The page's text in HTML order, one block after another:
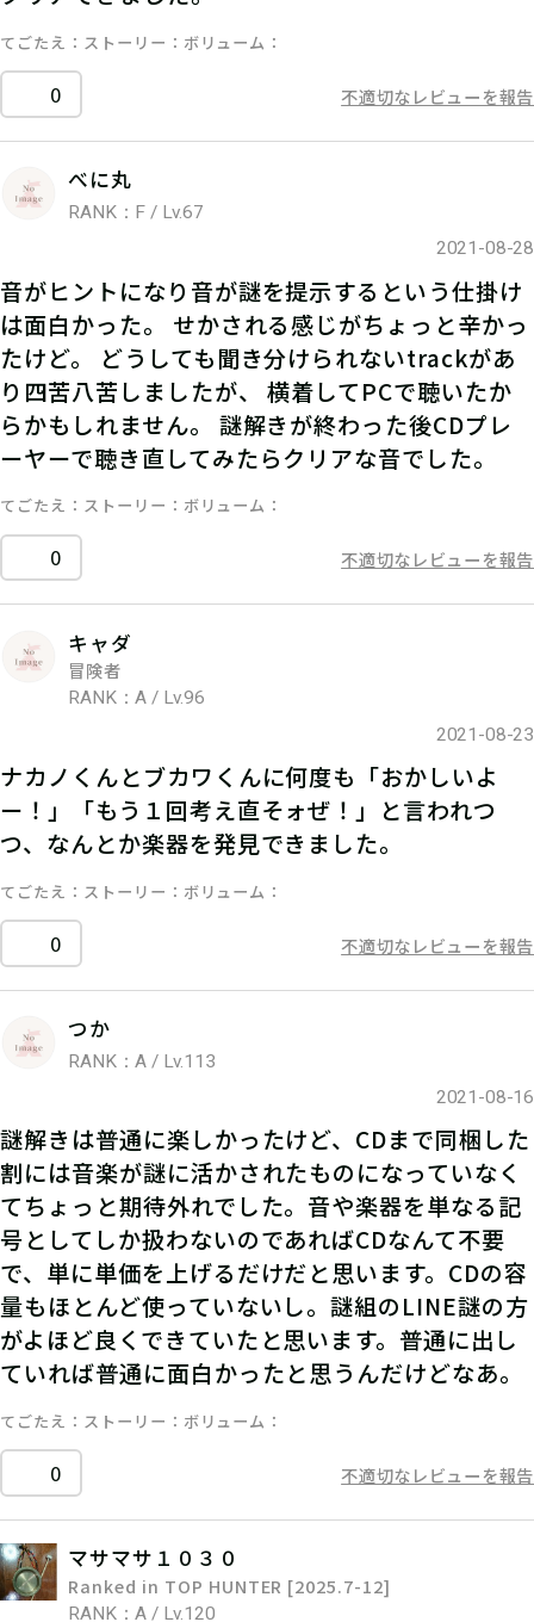
てごたえ ストーリー ボリューム
0 不適切なレビューを報告
べに丸
RANK：F / Lv.67
2021-08-28
音がヒントになり音が謎を提示するという仕掛け
は面白かった。 せかされる感じがちょっと辛かっ
たけど。 どうしても聞き分けられないtrackがあ
り四苦八苦しましたが、 横着してPCで聴いたか
らかもしれません。 謎解きが終わった後CDプレ
ーヤーで聴き直してみたらクリアな音でした。
てごたえ ストーリー ボリューム
0 不適切なレビューを報告
キャダ
冒険者
RANK：A / Lv.96
2021-08-23
ナカノくんとブカワくんに何度も「おかしいよ
ー！」「もう１回考え直そォぜ！」と言われつ
つ、なんとか楽器を発見できました。
てごたえ ストーリー ボリューム
0 不適切なレビューを報告
つか
RANK：A / Lv.113
2021-08-16
謎解きは普通に楽しかったけど、CDまで同梱した
割には音楽が謎に活かされたものになっていなく
てちょっと期待外れでした。音や楽器を単なる記
号としてしか扱わないのであればCDなんて不要
で、単に単価を上げるだけだと思います。CDの容
量もほとんど使っていないし。謎組のLINE謎の方
がよほど良くできていたと思います。普通に出し
ていれば普通に面白かったと思うんだけどなあ。
てごたえ ストーリー ボリューム
0 不適切なレビューを報告
マサマサ１０３０
Ranked in TOP HUNTER [2025.7-12]
RANK：A / Lv.120